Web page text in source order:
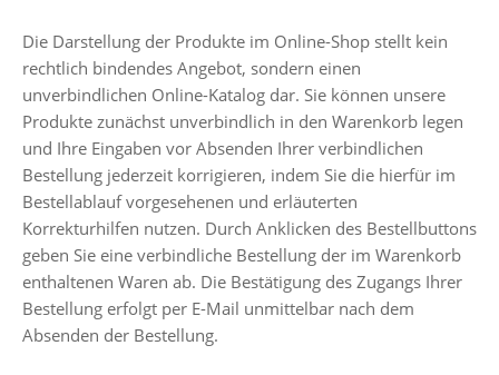
Die Darstellung der Produkte im Online-Shop stellt kein
rechtlich bindendes Angebot, sondern einen
unverbindlichen Online-Katalog dar. Sie können unsere
Produkte zunächst unverbindlich in den Warenkorb legen
und Ihre Eingaben vor Absenden Ihrer verbindlichen
Bestellung jederzeit korrigieren, indem Sie die hierfür im
Bestellablauf vorgesehenen und erläuterten
Korrekturhilfen nutzen. Durch Anklicken des Bestellbuttons
geben Sie eine verbindliche Bestellung der im Warenkorb
enthaltenen Waren ab. Die Bestätigung des Zugangs Ihrer
Bestellung erfolgt per E-Mail unmittelbar nach dem
Absenden der Bestellung.